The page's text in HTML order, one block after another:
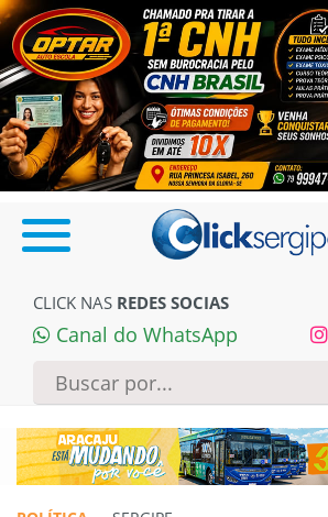
CLICK NAS REDES SOCIAS
Canal do WhatsApp